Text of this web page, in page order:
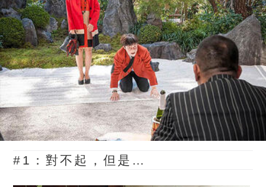
#1：對不起，但是…